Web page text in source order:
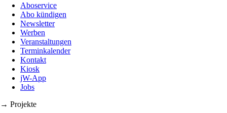
Aboservice
Abo kündigen
Newsletter
Werben
Veranstaltungen
Terminkalender
Kontakt
Kiosk
jW-App
Jobs
→ Projekte